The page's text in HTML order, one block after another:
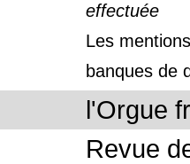
effectuée
Les
banques de
l'Orgue
Revue